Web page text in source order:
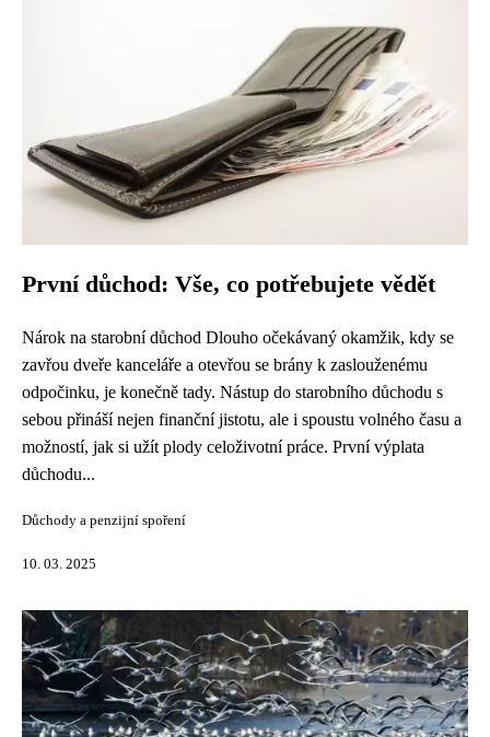
První důchod: Vše, co potřebujete vědět
Nárok na starobní důchod Dlouho očekávaný okamžik, kdy se
zavřou dveře kanceláře a otevřou se brány k zaslouženému
odpočinku, je konečně tady. Nástup do starobního důchodu s
sebou přináší nejen finanční jistotu, ale i spoustu volného času a
možností, jak si užít plody celoživotní práce. První výplata
důchodu...
Důchody a penzijní spoření
10. 03. 2025